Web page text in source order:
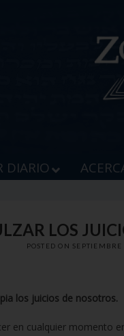
DIARIO
LOS
POSTED ON
los juicios de nosotros.
en cualquier momento